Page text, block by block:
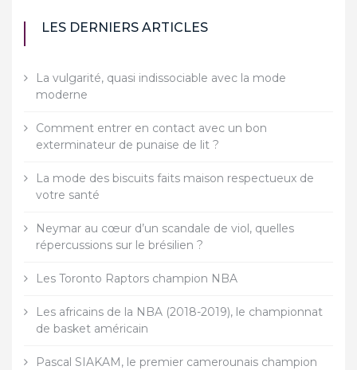
LES DERNIERS ARTICLES
La vulgarité, quasi indissociable avec la mode
moderne
Comment entrer en contact avec un bon
exterminateur de punaise de lit ?
La mode des biscuits faits maison respectueux de
votre santé
Neymar au cœur d’un scandale de viol, quelles
répercussions sur le brésilien ?
Les Toronto Raptors champion NBA
Les africains de la NBA (2018-2019), le championnat
de basket américain
Pascal SIAKAM, le premier camerounais champion